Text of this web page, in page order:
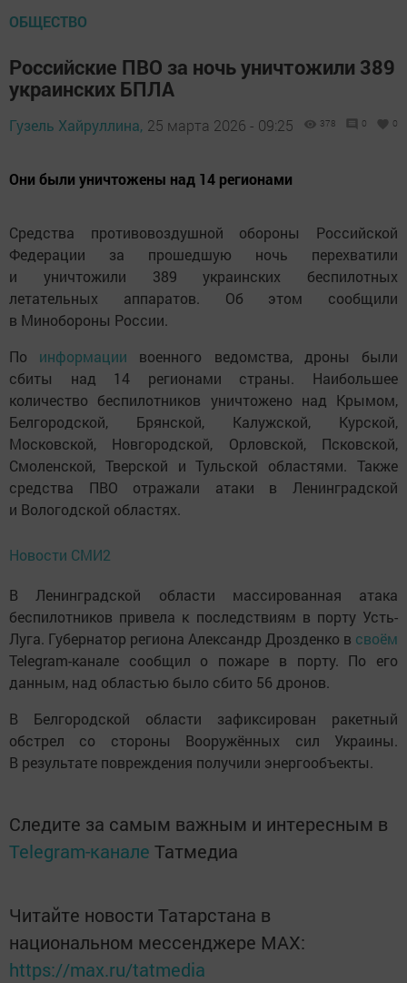
ОБЩЕСТВО
Российские ПВО за ночь уничтожили 389
украинских БПЛА
Гузель Хайруллина, 25 марта 2026 - 09:25 378 0 0
Они были уничтожены над 14 регионами
Средства противовоздушной обороны Российской
Федерации за прошедшую ночь перехватили
и уничтожили 389 украинских беспилотных
летательных аппаратов. Об этом сообщили
в Минобороны России.
По информации военного ведомства, дроны были
сбиты над 14 регионами страны. Наибольшее
количество беспилотников уничтожено над Крымом,
Белгородской, Брянской, Калужской, Курской,
Московской, Новгородской, Орловской, Псковской,
Смоленской, Тверской и Тульской областями. Также
средства ПВО отражали атаки в Ленинградской
и Вологодской областях.
Новости СМИ2
В Ленинградской области массированная атака
беспилотников привела к последствиям в порту Усть-
Луга. Губернатор региона Александр Дрозденко в своём
Telegram-канале сообщил о пожаре в порту. По его
данным, над областью было сбито 56 дронов.
В Белгородской области зафиксирован ракетный
обстрел со стороны Вооружённых сил Украины.
В результате повреждения получили энергообъекты.
Следите за самым важным и интересным в
Telegram-канале Татмедиа
Читайте новости Татарстана в
национальном мессенджере MАХ:
https://max.ru/tatmedia